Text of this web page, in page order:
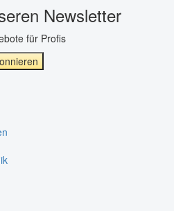
Newsletter
für Profis